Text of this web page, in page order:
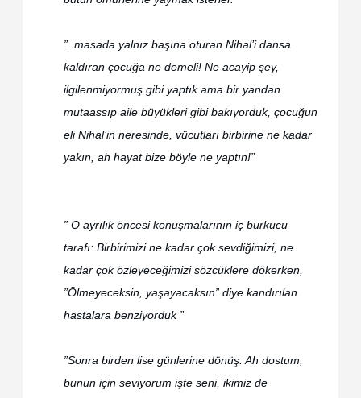
”..masada yalnız başına oturan Nihal’i dansa
kaldıran çocuğa ne demeli! Ne acayip şey,
ilgilenmiyormuş gibi yaptık ama bir yandan
mutaassıp aile büyükleri gibi bakıyorduk, çocuğun
eli Nihal’in neresinde, vücutları birbirine ne kadar
yakın, ah hayat bize böyle ne yaptın!”
” O ayrılık öncesi konuşmalarının iç burkucu
tarafı: Birbirimizi ne kadar çok sevdiğimizi, ne
kadar çok özleyeceğimizi sözcüklere dökerken,
”Ölmeyeceksin, yaşayacaksın” diye kandırılan
hastalara benziyorduk ”
”Sonra birden lise günlerine dönüş. Ah dostum,
bunun için seviyorum işte seni, ikimiz de